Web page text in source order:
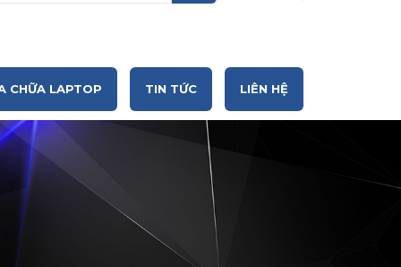
CHỮA LAPTOP TIN TỨC LIÊN HỆ